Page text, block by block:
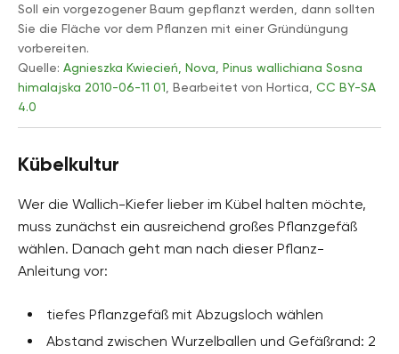
Soll ein vorgezogener Baum gepflanzt werden, dann sollten
Sie die Fläche vor dem Pflanzen mit einer Gründüngung
vorbereiten.
Quelle: Agnieszka Kwiecień, Nova Pinus wallichiana Sosna
himalajska 2010-06-11 01 , Bearbeitet von Hortica, CC BY-SA
4.0
Kübelkultur
Wer die Wallich-Kiefer lieber im Kübel halten möchte,
muss zunächst ein ausreichend großes Pflanzgefäß
wählen. Danach geht man nach dieser Pflanz-
Anleitung vor:
tiefes Pflanzgefäß mit Abzugsloch wählen
Abstand zwischen Wurzelballen und Gefäßrand: 2